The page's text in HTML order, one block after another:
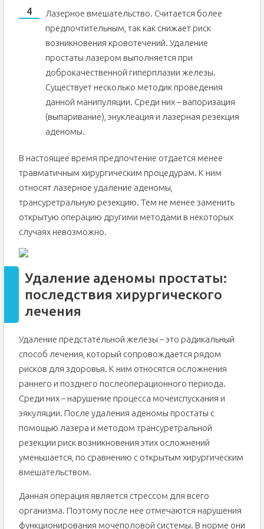
Лазерное вмешательство. Считается более
предпочтительным, так как снижает риск
возникновения кровотечений. Удаление
простаты лазером выполняется при
доброкачественной гиперплазии железы.
Существует несколько методик проведения
данной манипуляции. Среди них – вапоризация
(выпаривание), энуклеация и лазерная резекция
аденомы.
В настоящее время предпочтение отдается менее
травматичным хирургическим процедурам. К ним
относят лазерное удаление аденомы,
трансуретральную резекцию. Тем не менее заменить
открытую операцию другими методами в некоторых
случаях невозможно.
Удаление аденомы простаты:
последствия хирургического
лечения
Удаление предстательной железы – это радикальный
способ лечения, который сопровождается рядом
рисков для здоровья. К ним относятся осложнения
раннего и позднего послеоперационного периода.
Среди них – нарушение процесса мочеиспускания и
эякуляции. После удаления аденомы простаты с
помощью лазера и методом трансуретральной
резекции риск возникновения этих осложнений
уменьшается, по сравнению с открытым хирургическим
вмешательством.
Данная операция является стрессом для всего
организма. Поэтому после нее отмечаются нарушения
функционирования мочеполовой системы. В норме они